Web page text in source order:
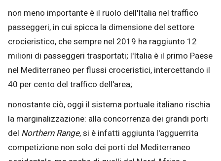
non meno importante è il ruolo dell'Italia nel traffico
passeggeri, in cui spicca la dimensione del settore
crocieristico, che sempre nel 2019 ha raggiunto 12
milioni di passeggeri trasportati; l'Italia è il primo Paese
nel Mediterraneo per flussi croceristici, intercettando il
40 per cento del traffico dell'area;
nonostante ciò, oggi il sistema portuale italiano rischia
la marginalizzazione: alla concorrenza dei grandi porti
del Northern Range, si è infatti aggiunta l'agguerrita
competizione non solo dei porti del Mediterraneo